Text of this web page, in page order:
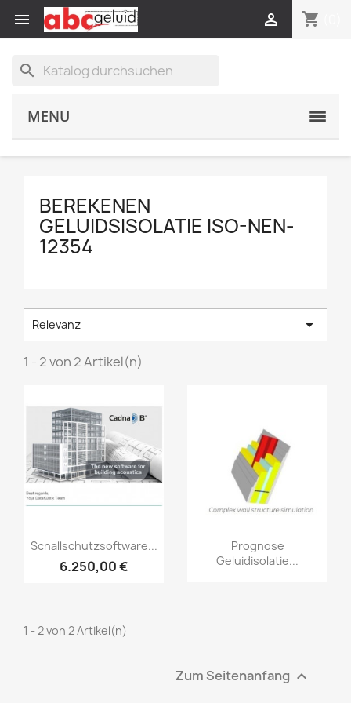
 shopping_cart

search
MENU
BEREKENEN
GELUIDSISOLATIE ISO-NEN-
12354
Relevanz 
1 - 2 von 2 Artikel(n)
Vorschau
Schallschutzsoftware...
6.250,00 €
Vorschau
Prognose
Geluidisolatie...
1 - 2 von 2 Artikel(n)
Zum Seitenanfang 